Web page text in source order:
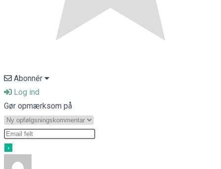
Abonnér
Log ind
Gør opmærksom på